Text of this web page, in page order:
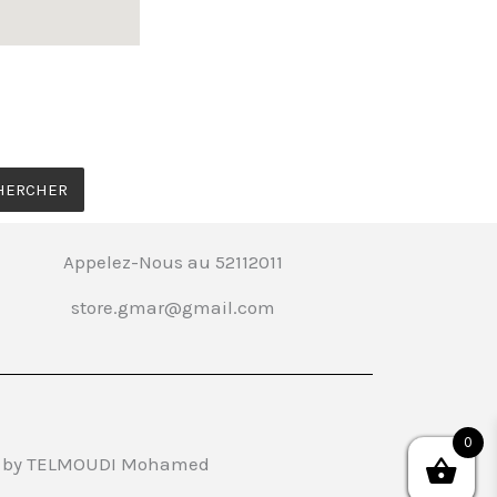
Appelez-Nous au 52112011
store.gmar@gmail.com
TELMOUDI Mohamed
0